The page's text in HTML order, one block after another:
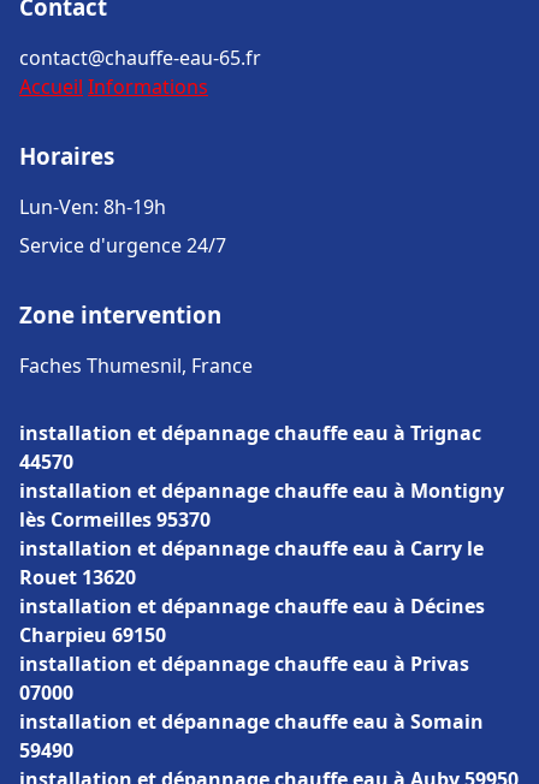
Contact
contact@chauffe-eau-65.fr
Accueil Informations
Horaires
Lun-Ven: 8h-19h
Service d'urgence 24/7
Zone intervention
Faches Thumesnil, France
installation et dépannage chauffe eau à Trignac
44570
installation et dépannage chauffe eau à Montigny
lès Cormeilles 95370
installation et dépannage chauffe eau à Carry le
Rouet 13620
installation et dépannage chauffe eau à Décines
Charpieu 69150
installation et dépannage chauffe eau à Privas
07000
installation et dépannage chauffe eau à Somain
59490